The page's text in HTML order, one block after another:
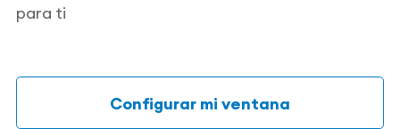
para ti
Configurar mi ventana